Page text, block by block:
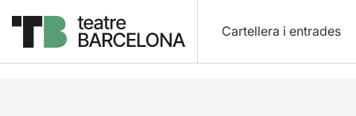
Cartellera i entrades